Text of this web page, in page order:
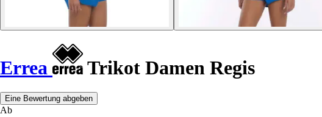
Errea Trikot Damen Regis
Eine Bewertung abgeben
Ab